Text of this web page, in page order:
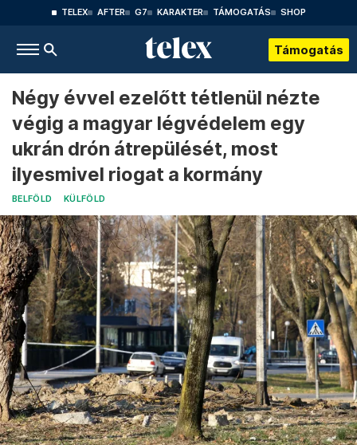
TELEX AFTER G7 KARAKTER TÁMOGATÁS SHOP
Támogatás
Négy évvel ezelőtt tétlenül nézte
végig a magyar légvédelem egy
ukrán drón átrepülését, most
ilyesmivel riogat a kormány
BELFÖLD KÜLFÖLD